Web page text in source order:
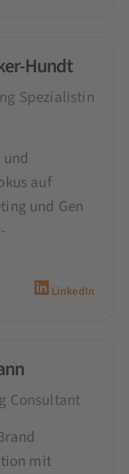
Hundt
Spezialistin
auf
und Gen
LinkedIn
Consultant
mit